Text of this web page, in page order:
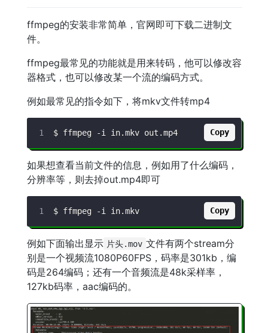
ffmpeg的安装非常简单，官网即可下载二进制文
件。
ffmpeg最常见的功能就是用来转码，他可以修改容
器格式，也可以修改某一个流的编码方式。
例如最常见的指令如下，将mkv文件转mp4
$ ffmpeg -i in.mkv out.mp4 Copy
如果想查看当前文件的信息，例如用了什么编码，
分辨率等，则去掉out.mp4即可
$ ffmpeg -i in.mkv Copy
例如下面输出显示 片头.mov 文件有两个stream分
别是一个视频流1080P60FPS，码率是301kb，编
码是264编码；还有一个音频流是48k采样率，
127kb码率，aac编码的。